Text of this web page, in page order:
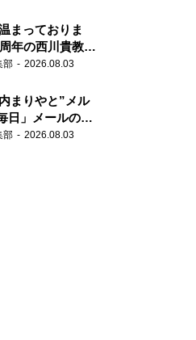
まっておりま
年の西川貴教が
ッポン』に登
部 2026.08.03
まりやと”メル
日」メールのや
部 2026.08.03